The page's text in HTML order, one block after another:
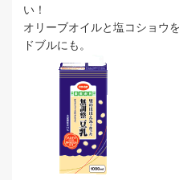
い！
オリーブオイルと塩コショウ
ドブルにも。